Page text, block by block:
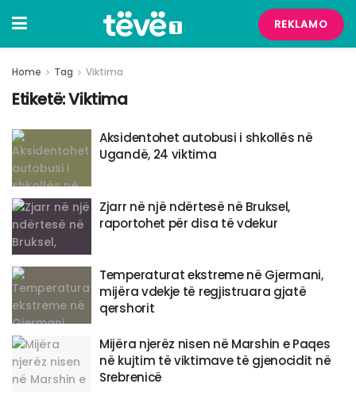
REKLAMO
Home Tag Viktima
Etiketë:Viktima
Aksidentohet autobusi i shkollës në
Ugandë, 24 viktima
Zjarr në një ndërtesë në Bruksel,
raportohet për disa të vdekur
Temperaturat ekstreme në Gjermani,
mijëra vdekje të regjistruara gjatë
qershorit
Mijëra njerëz nisen në Marshin e Paqes
në kujtim të viktimave të gjenocidit në
Srebrenicë